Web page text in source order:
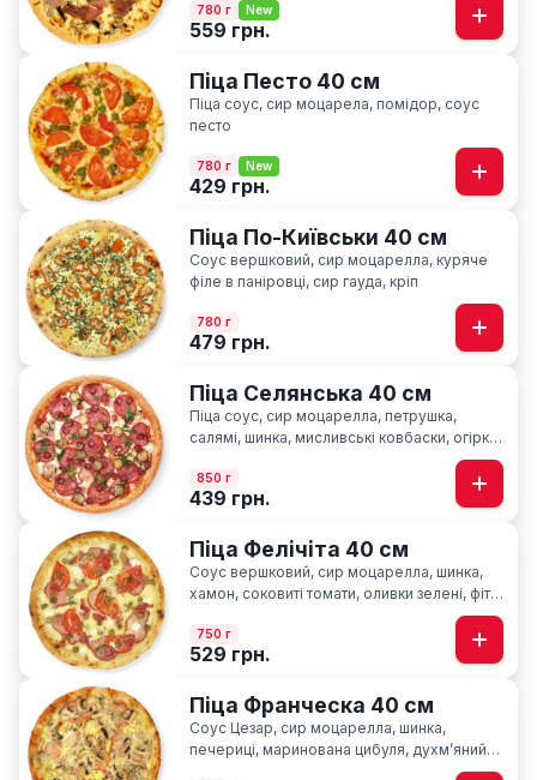
780 г New
559 грн.
Піца Песто 40 см
Піца соус, сир моцарела, помідор, соус
песто
780 г New
429 грн.
Піца По-Київськи 40 см
Соус вершковий, сир моцарелла, куряче
філе в паніровці, cир гауда, кріп
780 г
479 грн.
Піца Селянська 40 см
Піца соус, сир моцарелла, петрушка,
салямі, шинка, мисливські ковбаски, огірки
850 г
439 грн.
Піца Фелічіта 40 см
Соус вершковий, сир моцарелла, шинка,
хамон, соковиті томати, оливки зелені, фіта,
750 г
529 грн.
Піца Франческа 40 см
Соус Цезар, сир моцарелла, шинка,
печериці, маринована цибуля, духмʼяний